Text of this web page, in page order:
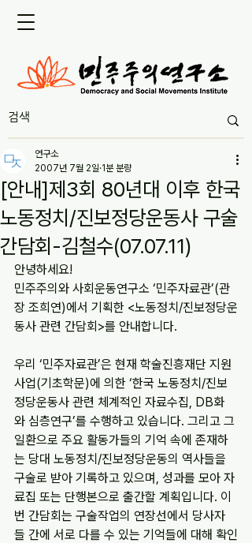
[안내]제3회 80년대 이후 한국
노동정치/진보정당운동사 구술
간담회-김철수(07.07.11)
연구소
2007년 7월 2일 1분 분량
안녕하세요!
민주주의와 사회운동연구소 ‘민주자료관’(관
장 조희연)에서 기획한 <노동정치/진보정당운
동사 관련 간담회>를 안내합니다.
우리 ‘민주자료관’은 현재 학술진흥재단 지원
사업(기초학문)에 의한 ‘한국 노동정치/진보
정당운동사 관련 체계적인 자료수집, DB화
와 심층연구’를 수행하고 있습니다. 그리고 그
일환으로 주요 활동가들의 기억 속에 존재하
는 당대 노동정치/진보정당운동의 역사들을
구술로 받아 기록하고 있으며, 성과를 모아 자
료집 또는 단행본으로 출간할 계획입니다. 이
번 간담회는 구술작업의 연장선에서 당사자
들 간에 서로 다를 수 있는 기억들에 대해 확인